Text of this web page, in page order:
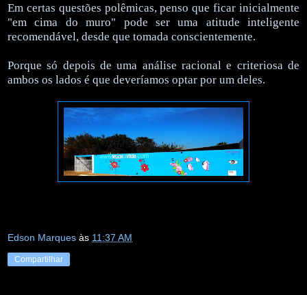
Em certas questões polêmicas, penso que ficar inicialmente
"em cima do muro" pode ser uma atitude inteligente
recomendável, desde que tomada conscientemente.
Porque só depois de uma análise racional e criteriosa de
ambos os lados é que deveríamos optar por um deles.
Edson Marques às 11:37 AM
Compartilhar